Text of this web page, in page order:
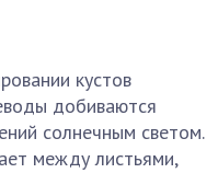
кустов
добиваются
солнечным светом.
между листьями,